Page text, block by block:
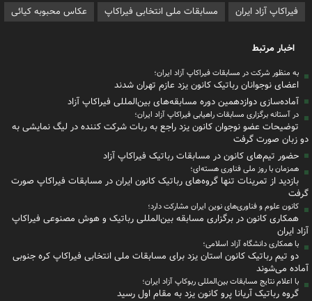
فیراکاپ آزاد ایران
مسابقات ملی انتخابی فیراکاپ عکاس محبوبه کیائی
اخبار مرتبط
به منظور شرکت در مسابقات فیراکاپ آزاد ایران؛
اعضای نوجوانان رباتیک کانون یزد عازم تهران شدند
آماده‌سازی دوازدهمین دوره مسابقه‌های بین‌المللی فیراکاپ آزاد
در آستانه برگزاری مسابقات راهیابی فیراکاپ آزاد ایران؛
توضیحات عضو نوجوان کانون یزد راجع به ربات شرکت کننده در لیگ نمایشی به
دو زبان صورت گرفت
حضور تیم‌های کانون در مسابقات رباتیک فیراکاپ آزاد
همزمان با روز ملی فناوری هسته‌ای؛
بازدید از تمرینات تنها گروه‌های رباتیک کانون ایران در مسابقات فیراکاپ صورت
گرفت
کانون علوم و فناوری‌های نوین ایران مشارکت دارد؛
همکاری کانون در برگزاری مسابقه بین‌المللی رباتیک و هوش مصنوعی فیراکاپ
آزاد ایران
با همکاری دانشگاه آزاد اسلامی؛
دو تیم رباتیک کانون استان یزد برای مسابقات ملی انتخابی فیراکاپ کره جنوبی
آماده می‌شوند
با اعلام نتایج مسابقات بین‌المللی ربوکاپ آزاد ایران؛
گروه‌ رباتیک آریانا پرو کانون یزد به مقام اول رسید